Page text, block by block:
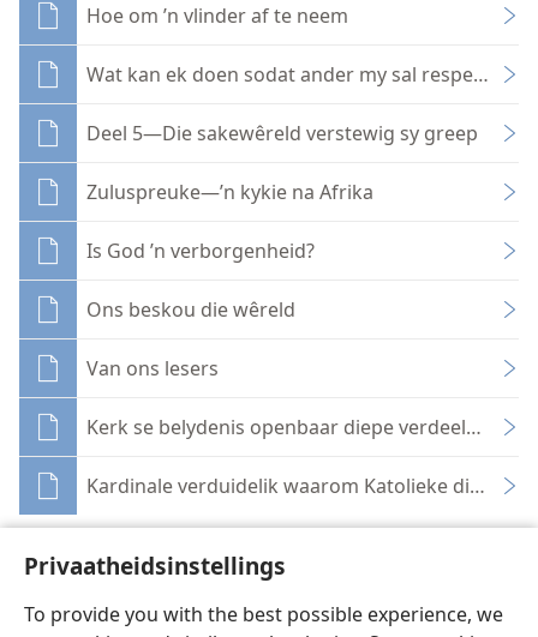
Privaatheidsinstellings
To provide you with the best possible experience, we
Hoe om ’n vlinder af te neem
Wat kan ek doen sodat ander my sal respekteer?
Deel 5—Die sakewêreld verstewig sy greep
Zuluspreuke—’n kykie na Afrika
Is God ’n verborgenheid?
Ons beskou die wêreld
Van ons lesers
Kerk se belydenis openbaar diepe verdeeldheid
Kardinale verduidelik waarom Katolieke die kerk